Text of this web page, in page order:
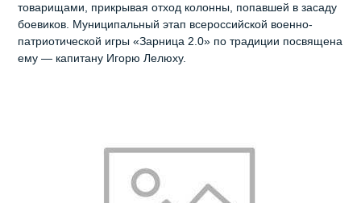
товарищами, прикрывая отход колонны, попавшей в засаду
боевиков. Муниципальный этап всероссийской военно-
патриотической игры «Зарница 2.0» по традиции посвящена
ему — капитану Игорю Лелюху.